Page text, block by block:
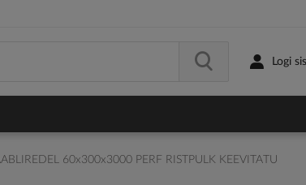
Logi
60x300x3000 PERF RISTPULK KEEVITATU